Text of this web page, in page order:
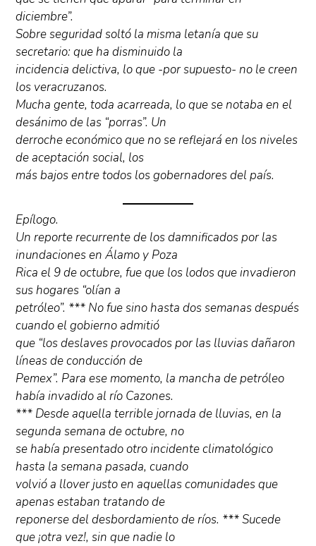
diciembre”.
Sobre seguridad soltó la misma letanía que su
secretario: que ha disminuido la
incidencia delictiva, lo que -por supuesto- no le creen
los veracruzanos.
Mucha gente, toda acarreada, lo que se notaba en el
desánimo de las “porras”. Un
derroche económico que no se reflejará en los niveles
de aceptación social, los
más bajos entre todos los gobernadores del país.
Epílogo.
Un reporte recurrente de los damnificados por las
inundaciones en Álamo y Poza
Rica el 9 de octubre, fue que los lodos que invadieron
sus hogares “olían a
petróleo”. *** No fue sino hasta dos semanas después
cuando el gobierno admitió
que “los deslaves provocados por las lluvias dañaron
líneas de conducción de
Pemex”. Para ese momento, la mancha de petróleo
había invadido al río Cazones.
*** Desde aquella terrible jornada de lluvias, en la
segunda semana de octubre, no
se había presentado otro incidente climatológico
hasta la semana pasada, cuando
volvió a llover justo en aquellas comunidades que
apenas estaban tratando de
reponerse del desbordamiento de ríos. *** Sucede
que ¡otra vez!, sin que nadie lo